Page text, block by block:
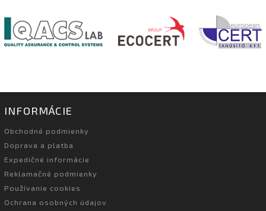
INFORMÁCIE
Obchodné podmienky
Doprava a platba
Expedičné informácie
Reklamačné podmienky
Používanie cookies
Ochrana osobných údajov